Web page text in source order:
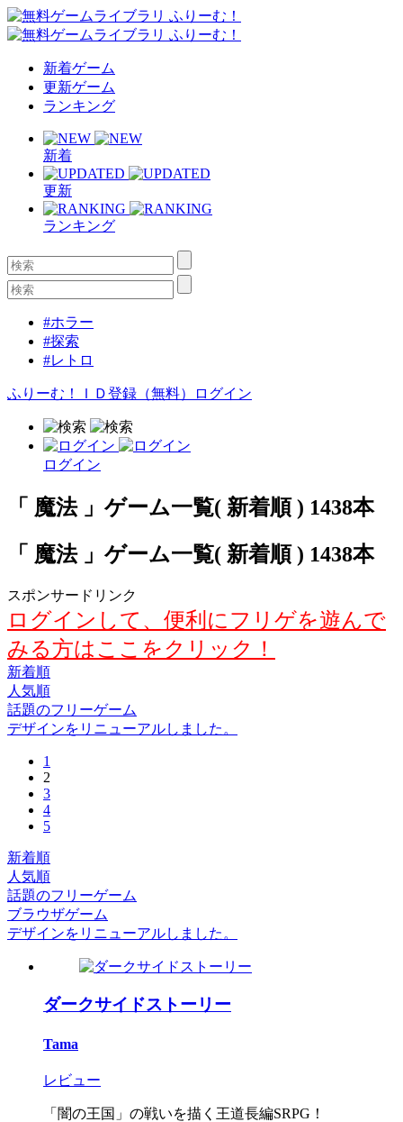
新着ゲーム
更新ゲーム
ランキング
新着
更新
ランキング
#ホラー
#探索
#レトロ
ふりーむ！ＩＤ登録（無料） ログイン
ログイン
「 魔法 」ゲーム一覧( 新着順 ) 1438本
「 魔法 」ゲーム一覧( 新着順 ) 1438本
スポンサードリンク
ログインして、便利にフリゲを遊んで
みる方はここをクリック！
新着順
人気順
話題のフリーゲーム
デザインをリニューアルしました。
1
2
3
4
5
新着順
人気順
話題のフリーゲーム
ブラウザゲーム
デザインをリニューアルしました。
ダークサイドストーリー
Tama
レビュー
「闇の王国」の戦いを描く王道長編SRPG！